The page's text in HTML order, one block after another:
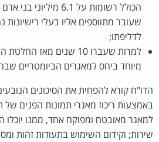
הכולל רשומות על 6.1
שעובר מתווספים אליו בעלי
לדליפתו;
למרות שעברו 10 שנים
מיוחד ביחס למאגרים
הדו"ח קורא להפחית את הסיכונים
באמצעות ריכוז מאגרי תמונות הפנים של
למאגר מאובטח ומפוקח אחד, ממנו יוכלו
שירות; וקידום השימוש בתעודות זהות